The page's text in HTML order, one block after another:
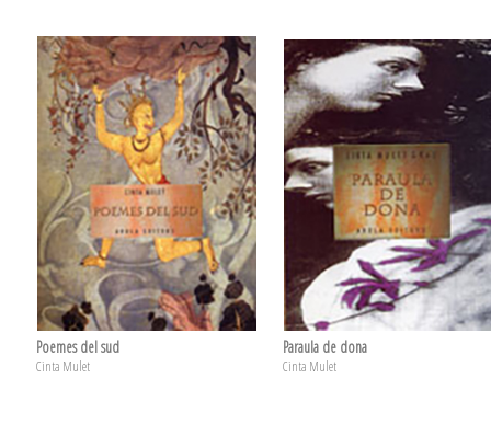
Poemes del sud
Cinta Mulet
Paraula de dona
Cinta Mulet